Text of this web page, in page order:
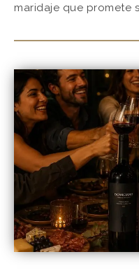
maridaje que promete